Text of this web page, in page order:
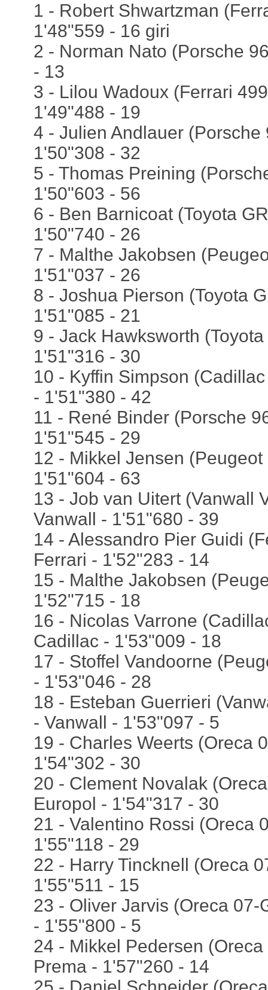
1 - Robert Shwartzman
1'48"559 - 16 giri
2 - Norman Nato (Porsche
- 13
3 - Lilou Wadoux (Ferrari
1'49"488 - 19
4 - Julien Andlauer (Porsche
1'50"308 - 32
5 - Thomas Preining
1'50"603 - 56
6 - Ben Barnicoat (Toyota
1'50"740 - 26
7 - Malthe Jakobsen
1'51"037 - 26
8 - Joshua Pierson (Toyota
1'51"085 - 21
9 - Jack Hawksworth
1'51"316 - 30
10 - Kyffin Simpson
- 1'51"380 - 42
11 - René Binder (Porsche
1'51"545 - 29
12 - Mikkel Jensen
1'51"604 - 63
13 - Job van Uitert (Vanwall
Vanwall - 1'51"680 - 39
14 - Alessandro Pier Guidi
Ferrari - 1'52"283 - 14
15 - Malthe Jakobsen
1'52"715 - 18
16 - Nicolas Varrone
Cadillac - 1'53"009 - 18
17 - Stoffel Vandoorne
- 1'53"046 - 28
18 - Esteban Guerrieri
- Vanwall - 1'53"097 - 5
19 - Charles Weerts (Oreca
1'54"302 - 30
20 - Clement Novalak
Europol - 1'54"317 - 30
21 - Valentino Rossi (Oreca
1'55"118 - 29
22 - Harry Tincknell (Oreca
1'55"511 - 15
23 - Oliver Jarvis (Oreca 07-
- 1'55"800 - 5
24 - Mikkel Pedersen
Prema - 1'57"260 - 14